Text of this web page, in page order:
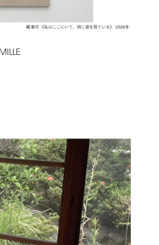
MILLE